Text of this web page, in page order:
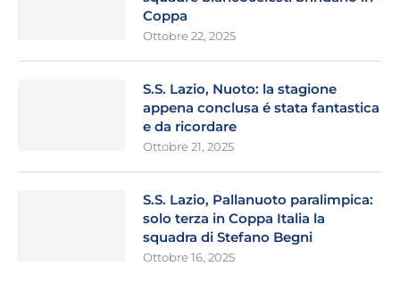
Coppa
Ottobre 22, 2025
S.S. Lazio, Nuoto: la stagione
appena conclusa é stata fantastica
e da ricordare
Ottobre 21, 2025
S.S. Lazio, Pallanuoto paralimpica:
solo terza in Coppa Italia la
squadra di Stefano Begni
Ottobre 16, 2025